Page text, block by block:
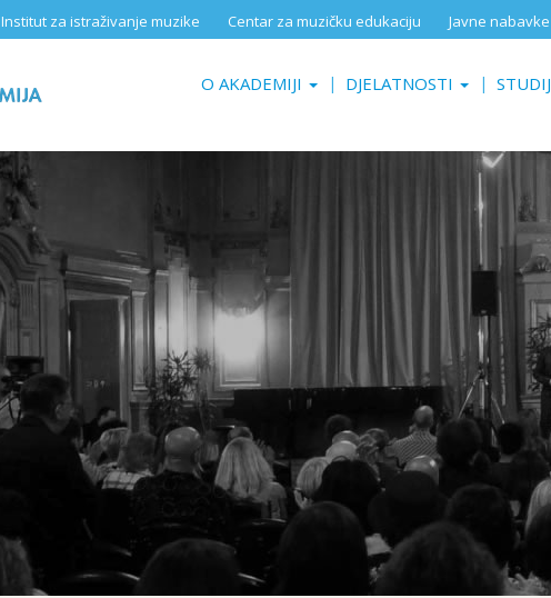
Institut za istraživanje muzike Centar za muzičku edukaciju Javne nabavke
O AKADEMIJI DJELATNOSTI STUDIJ